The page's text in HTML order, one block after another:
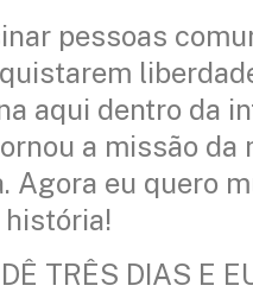
pessoas
aqui dentro da
a missão da
Agora eu quero
história!
TRÊS DIAS E